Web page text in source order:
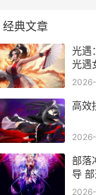
经典文章
光遇
光遇
高效
部落
导
频